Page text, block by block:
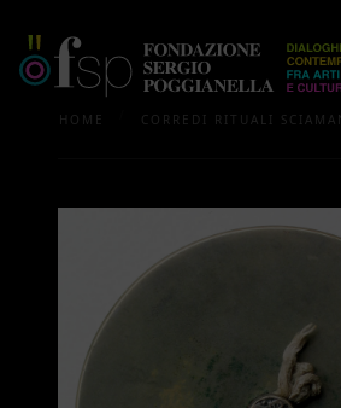
HOME CORREDI RITUALI